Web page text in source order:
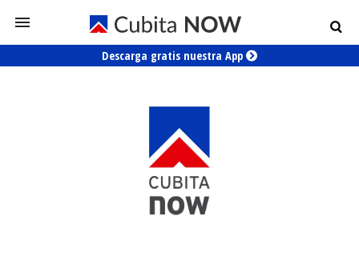
Descarga gratis nuestra App